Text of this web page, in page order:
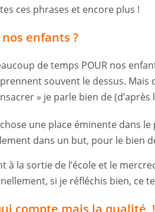
ces phrases et encore plus !
enfants ?
de temps POUR nos
souvent le dessus.
» je parle bien de
une place éminente dans le
dans un but, pour le bien
à la sortie de l’école et le
si je réfléchis bien, ce
compte mais la qualité !